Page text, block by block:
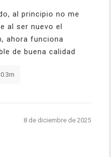
al principio no me
al ser nuevo el
ahora funciona
de buena calidad
8 de diciembre de 2025